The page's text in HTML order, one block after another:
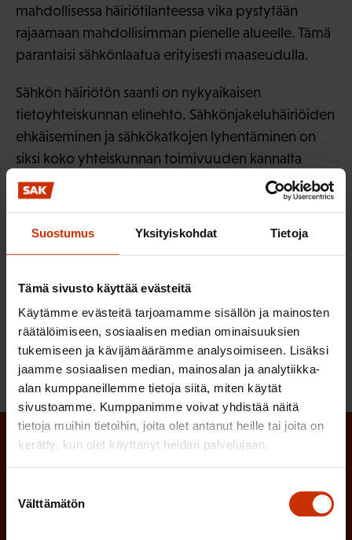
Suostumus Yksityiskohdat Tietoja
Tämä sivusto käyttää evästeitä
Käytämme evästeitä tarjoamamme sisällön ja mainosten
räätälöimiseen, sosiaalisen median ominaisuuksien
tukemiseen ja kävijämäärämme analysoimiseen. Lisäksi
jaamme sosiaalisen median, mainosalan ja analytiikka-
alan kumppaneillemme tietoja siitä, miten käytät
sivustoamme. Kumppanimme voivat yhdistää näitä
tietoja muihin tietoihin, joita olet antanut heille tai joita on
kerätty, kun olet käyttänyt heidän palvelujaan.
valinta
Välttämätön
mahdollisessa häiriötilanteessa vika pystytään
rajaamaan mahdollisimman pienelle alueelle. Tämä
parantaisi sähkönlaatua erityisesti maaseudulla.
Sähkön häiriötön saanti on nykyaikaisen
tietoyhteiskunnan elinehto. Sähkönjakeluhäiriöiden
ehkäiseminen ja sähkökatkojen lyhentäminen on
siksi koko yhteiskunnan toimivuuden kannalta
ensiarvoisen tärkeä asia. SAK toteaa, että
työryhmän mietinnössä on otettu varsin hyvin
Suomen Ammattiliittojen Keskusjärjestö SAK ry
SAK:n uutiskirje tarjoaa viikottain tutkittua tietoa,